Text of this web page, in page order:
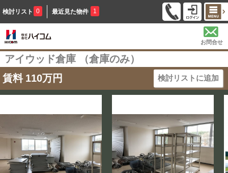
検討リスト 0 最近見た物件 1
お問合せ
アイウッド倉庫 （倉庫のみ）
賃料 110万円 検討リストに追加